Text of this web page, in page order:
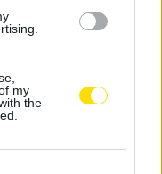
my
the
tem vários jogos de